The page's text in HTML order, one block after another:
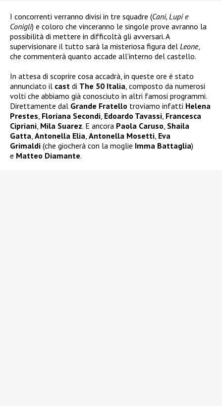
I concorrenti verranno divisi in tre squadre (Cani, Lupi e
Conigli) e coloro che vinceranno le singole prove avranno la
possibilità di mettere in difficoltà gli avversari. A
supervisionare il tutto sarà la misteriosa figura del Leone,
che commenterà quanto accade all’interno del castello.
In attesa di scoprire cosa accadrà, in queste ore è stato
annunciato il cast di The 50 Italia, composto da numerosi
volti che abbiamo già conosciuto in altri famosi programmi.
Direttamente dal Grande Fratello troviamo infatti Helena
Prestes, Floriana Secondi, Edoardo Tavassi, Francesca
Cipriani, Mila Suarez. E ancora Paola Caruso, Shaila
Gatta, Antonella Elia, Antonella Mosetti, Eva
Grimaldi (che giocherà con la moglie Imma Battaglia)
e Matteo Diamante.